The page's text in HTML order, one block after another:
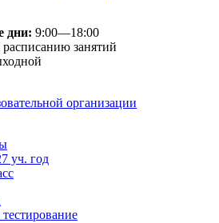
дни: 9:00—18:00
расписанию занятий
организации
уч. год